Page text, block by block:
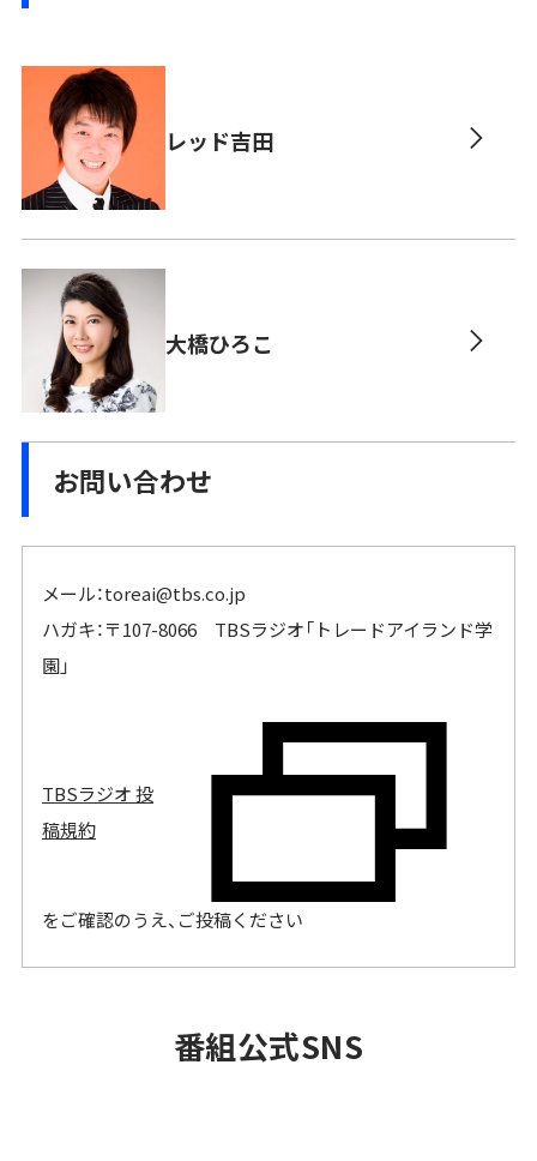
レッド吉田
大橋ひろこ
お問い合わせ
メール：toreai@tbs.co.jp
ハガキ：〒107-8066 TBSラジオ「トレードアイランド学
園」
TBSラジオ 投
稿規約
をご確認のうえ、ご投稿ください
番組公式SNS
OFFICIAL
SNS